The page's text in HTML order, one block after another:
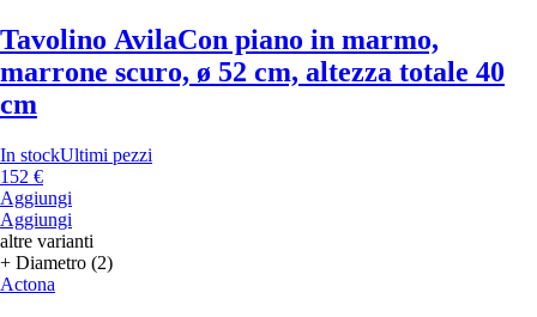
Tavolino AvilaCon piano in marmo,
marrone scuro, ø 52 cm, altezza totale 40
cm
In stockUltimi pezzi
152 €
Aggiungi
Aggiungi
altre varianti
+ Diametro (2)
Actona